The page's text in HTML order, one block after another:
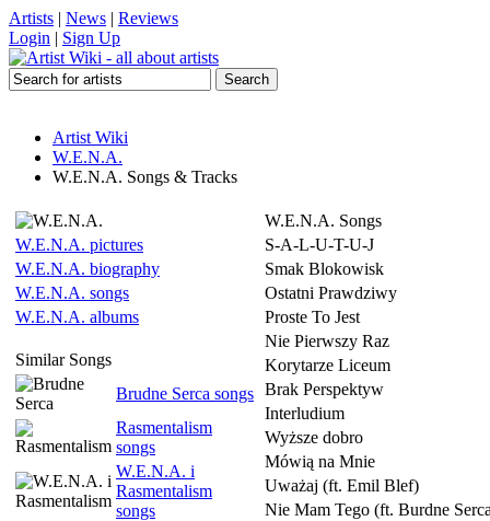
Artists | News | Reviews
Login | Sign Up
Artist Wiki
W.E.N.A.
W.E.N.A. Songs & Tracks
W.E.N.A. pictures
W.E.N.A. biography
W.E.N.A. songs
W.E.N.A. albums
Similar Songs
Brudne Serca songs
Rasmentalism
songs
W.E.N.A. i
Rasmentalism
songs
W.E.N.A. Songs
S-A-L-U-T-U-J
Smak Blokowisk
Ostatni Prawdziwy
Proste To Jest
Nie Pierwszy Raz
Korytarze Liceum
Brak Perspektyw
Interludium
Wyższe dobro
Mówią na Mnie
Uważaj (ft. Emil Blef)
Nie Mam Tego (ft. Burdne